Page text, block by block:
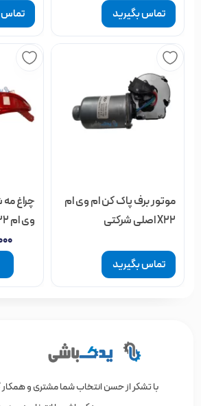
تماس بگیرید
شرکتی
تماس
موتور برف پاک کن ام وی ام
X22 اصلی شرکتی
تماس بگیرید
چراغ
وی ام X22اصلی شرکتی
با تشکر از حسن انتخاب شما مشتری و همکار